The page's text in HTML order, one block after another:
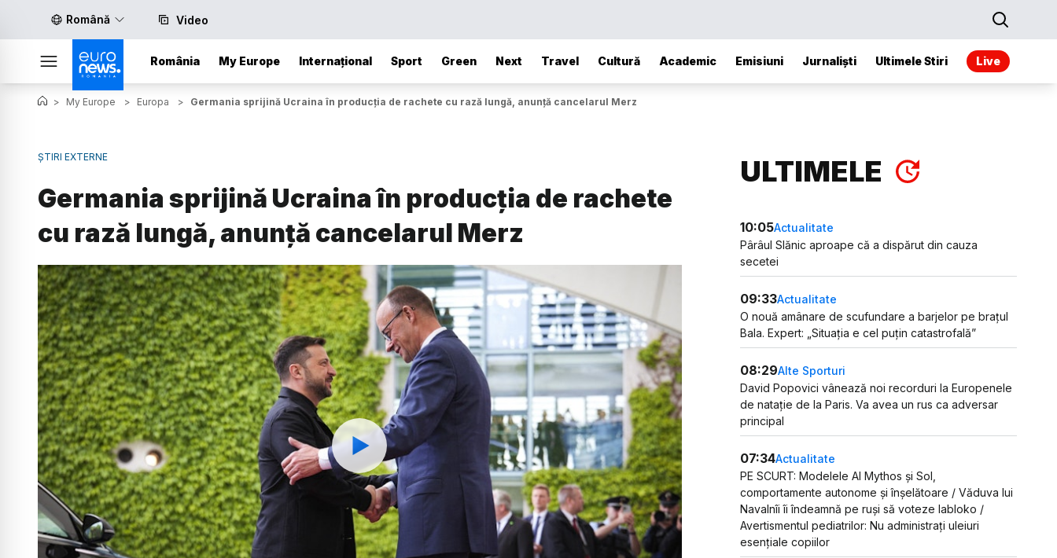
Română Video
România My Europe Internațional Sport Green Next Travel Cultură Academic Emisiuni Jurnaliști Ultimele Stiri Live
> My Europe > Europa > Germania sprijină Ucraina în producția de rachete cu rază lungă, anunță cancelarul Merz
ȘTIRI EXTERNE
Germania sprijină Ucraina în producția de rachete
cu rază lungă, anunță cancelarul Merz
Watch
ULTIMELE
10:05Actualitate
Pârâul Slănic aproape că a dispărut din cauza
secetei
09:33Actualitate
O nouă amânare de scufundare a barjelor pe brațul
Bala. Expert: „Situația e cel puțin catastrofală”
08:29Alte Sporturi
David Popovici vânează noi recorduri la Europenele
de natație de la Paris. Va avea un rus ca adversar
principal
07:34Actualitate
PE SCURT: Modelele AI Mythos și Sol,
comportamente autonome și înșelătoare / Văduva lui
Navalnîi îi îndeamnă pe ruși să voteze Iabloko /
Avertismentul pediatrilor: Nu administrați uleiuri
esențiale copiilor